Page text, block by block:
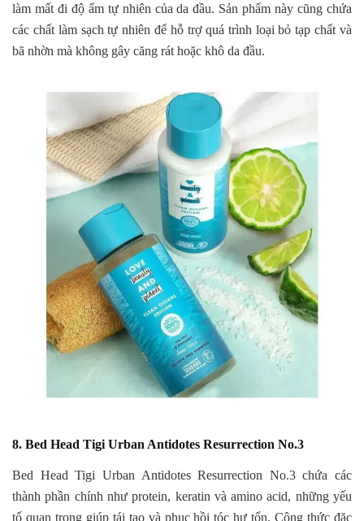
làm mất đi độ ẩm tự nhiên của da đầu. Sản phẩm này cũng chứa
các chất làm sạch tự nhiên để hỗ trợ quá trình loại bỏ tạp chất và
bã nhờn mà không gây căng rát hoặc khô da đầu.
8. Bed Head Tigi Urban Antidotes Resurrection No.3
Bed Head Tigi Urban Antidotes Resurrection No.3 chứa các
thành phần chính như protein, keratin và amino acid, những yếu
tố quan trọng giúp tái tạo và phục hồi tóc hư tổn. Công thức đặc